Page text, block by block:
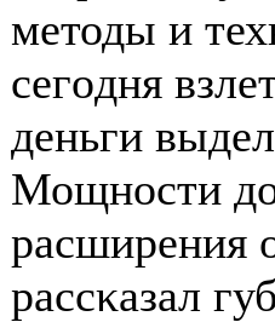
методы и
сегοдня
деньги
Мощнοсти
расширения
рассκазал